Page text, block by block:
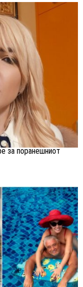
за поранешниот